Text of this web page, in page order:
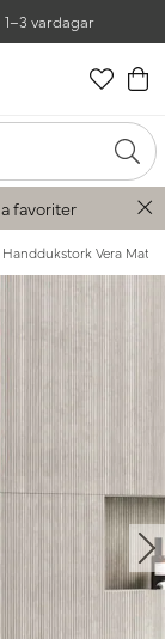
1–3 vardagar
favoriter
Handdukstork Vera